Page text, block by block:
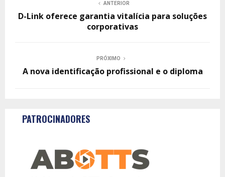
ANTERIOR
D-Link oferece garantia vitalícia para soluções
corporativas
PRÓXIMO
A nova identificação profissional e o diploma
PATROCINADORES